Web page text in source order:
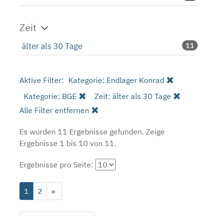
Zeit
älter als 30 Tage 11
Aktive Filter: Kategorie: Endlager Konrad
Kategorie: BGE
Zeit: älter als 30 Tage
Alle Filter entfernen
Es wurden 11 Ergebnisse gefunden. Zeige
Ergebnisse 1 bis 10 von 11.
Ergebnisse pro Seite:
1 2 »